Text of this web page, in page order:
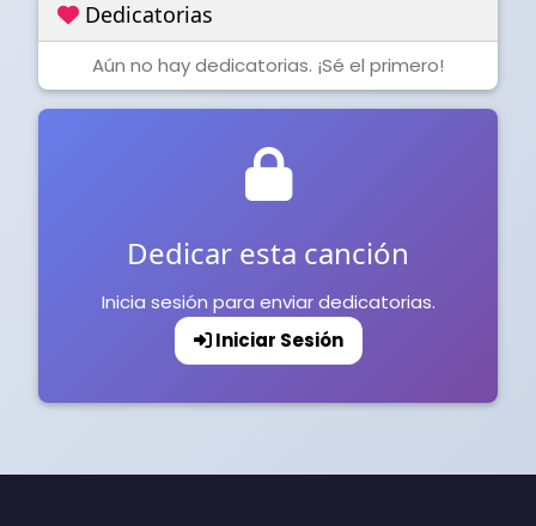
Dedicatorias
Aún no hay dedicatorias. ¡Sé el primero!
Dedicar esta canción
Inicia sesión para enviar dedicatorias.
Iniciar Sesión